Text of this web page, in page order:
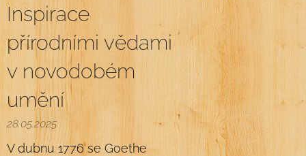
Inspirace
přírodními vědami
v novodobém
umění
28.05.2025
V dubnu 1776 se Goethe